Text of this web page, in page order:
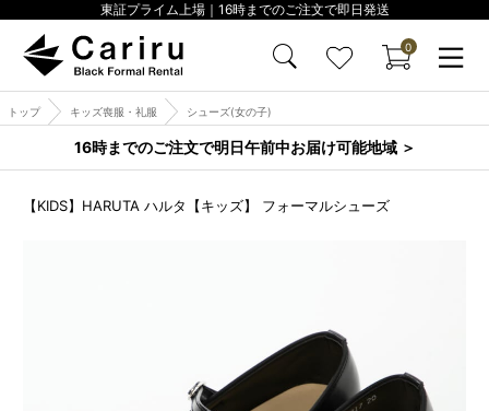
東証プライム上場｜16時までのご注文で即日発送
0
トップ キッズ喪服・礼服 シューズ(女の子)
16時までのご注文で明日午前中お届け可能地域 ＞
【KIDS】HARUTA ハルタ【キッズ】 フォーマルシューズ